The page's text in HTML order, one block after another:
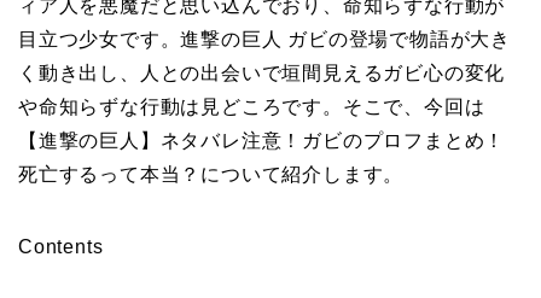
ィア人を悪魔だと思い込んでおり、命知らずな行動が
目立つ少女です。進撃の巨人 ガビの登場で物語が大き
く動き出し、人との出会いで垣間見えるガビ心の変化
や命知らずな行動は見どころです。そこで、今回は
【進撃の巨人】ネタバレ注意！ガビのプロフまとめ！
死亡するって本当？について紹介します。
Contents